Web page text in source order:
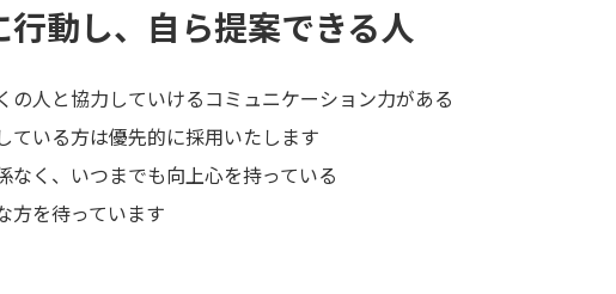
行動し、自ら提案できる人
の人と協力していけるコミュニケーション力がある
ている方は優先的に採用いたします
なく、いつまでも向上心を持っている
方を待っています